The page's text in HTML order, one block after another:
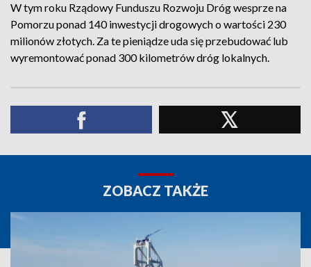
W tym roku Rządowy Funduszu Rozwoju Dróg wesprze na
Pomorzu ponad 140 inwestycji drogowych o wartości 230
milionów złotych. Za te pieniądze uda się przebudować lub
wyremontować ponad 300 kilometrów dróg lokalnych.
ZOBACZ TAKŻE